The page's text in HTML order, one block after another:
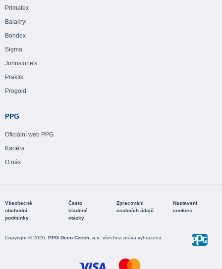
Primalex
Balakryl
Bondex
Sigma
Johnstone's
Praktik
Progold
PPG
Oficiální web PPG
Kariéra
O nás
Všeobecné
obchodní
podmínky
Často
kladené
otázky
Zpracování
osobních údajů
Nastavení
cookies
Copyright © 2026, PPG Deco Czech, a.s. všechna práva vyhrazena